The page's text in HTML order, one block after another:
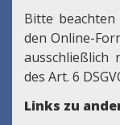
Bitte
den Online-
ausschließlich
des Art. 6
Links zu